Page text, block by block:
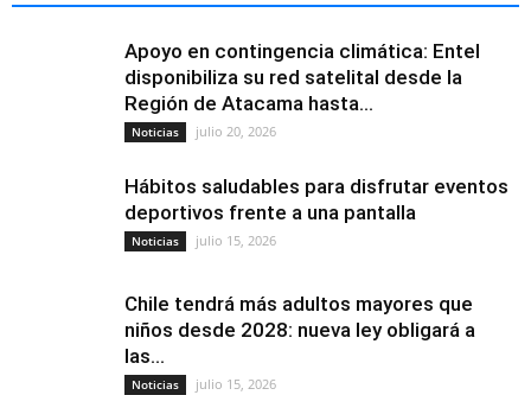
Apoyo en contingencia climática: Entel
disponibiliza su red satelital desde la
Región de Atacama hasta...
Noticias julio 20, 2026
Hábitos saludables para disfrutar eventos
deportivos frente a una pantalla
Noticias julio 15, 2026
Chile tendrá más adultos mayores que
niños desde 2028: nueva ley obligará a
las...
Noticias julio 15, 2026